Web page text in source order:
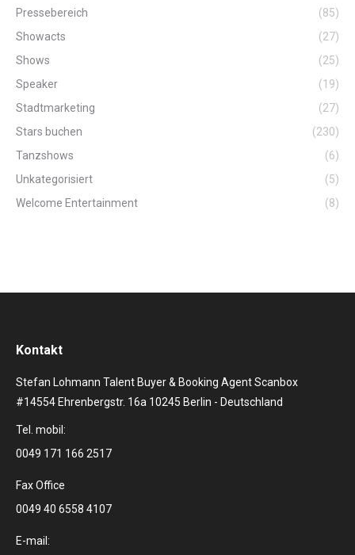
Pressebereich
(85)
Showacts
(27)
Shows
(25)
Speaker
(19)
Stadtmarketing
(27)
Stars buchen
(230)
Tanzshows
(6)
Unkategorisiert
(5)
Welcome Entertainment
(8)
Kontakt
Stefan Lohmann Talent Buyer & Booking Agent Scanbox
#14554 Ehrenbergstr. 16a 10245 Berlin - Deutschland
Tel. mobil:
0049 171 166 2517
Fax Office
0049 40 6558 4107
E-mail: